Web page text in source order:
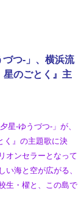
つ-」、横浜流
星のごとく』主
星-ゆうづつ-」が、
く』の主題歌に決
オンセラーとなって
い海と空が広がる、
生・櫂と、この島で